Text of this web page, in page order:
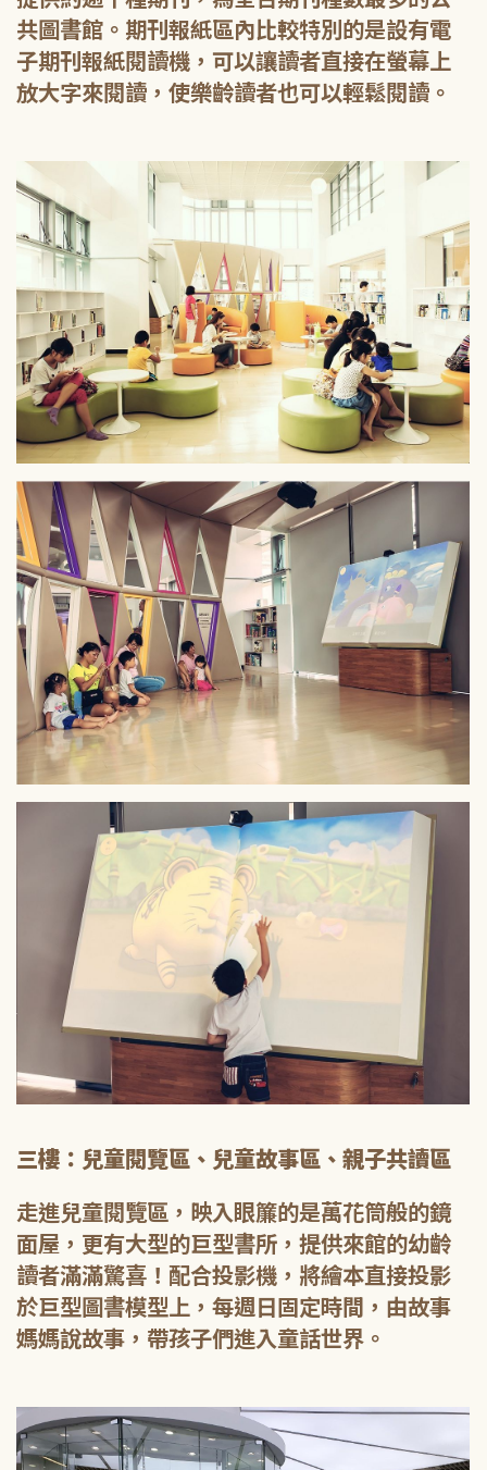
共圖書館。期刊報紙區內比較特別的是設有電
子期刊報紙閱讀機，可以讓讀者直接在螢幕上
放大字來閱讀，使樂齡讀者也可以輕鬆閱讀。
三樓：兒童閱覽區、兒童故事區、親子共讀區
走進兒童閱覽區，映入眼簾的是萬花筒般的鏡
面屋，更有大型的巨型書所，提供來館的幼齡
讀者滿滿驚喜！配合投影機，將繪本直接投影
於巨型圖書模型上，每週日固定時間，由故事
媽媽說故事，帶孩子們進入童話世界。